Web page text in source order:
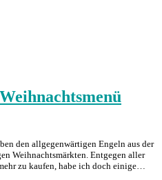
den allgegenwärtigen Engeln aus der
Weihnachtsmärkten. Entgegen aller
zu kaufen, habe ich doch einige…